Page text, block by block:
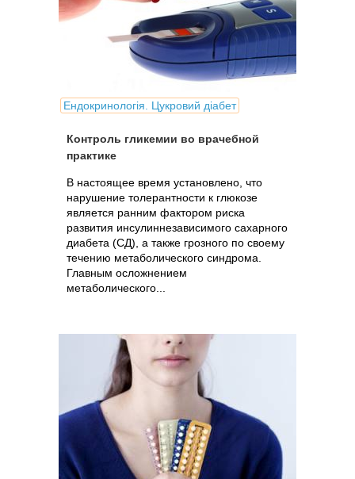
Ендокринологія. Цукровий діабет
Контроль гликемии во врачебной
практике
В настоящее время установлено, что
нарушение толерантности к глюкозе
является ранним фактором риска
развития инсулиннезависимого сахарного
диабета (СД), а также грозного по своему
течению метаболического синдрома.
Главным осложнением
метаболического...